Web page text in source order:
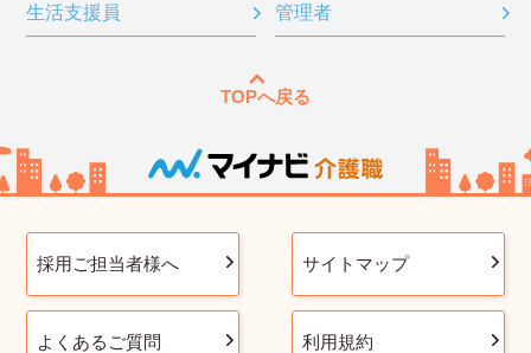
生活支援員 管理者
TOPへ戻る
採用ご担当者様へ サイトマップ
よくあるご質問 利用規約